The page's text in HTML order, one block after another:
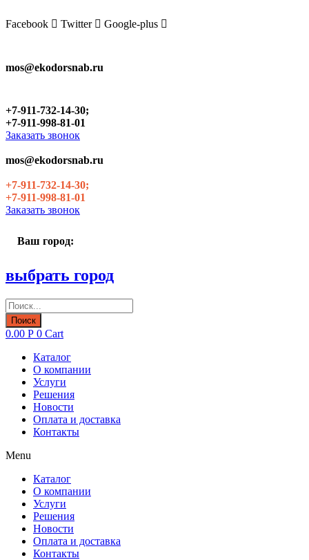
to
Facebook Twitter Google-plus
mos@ekodorsnab.ru
+7-911-732-14-30;
+7-911-998-81-01
Заказать звонок
mos@ekodorsnab.ru
+7-911-732-14-30;
+7-911-998-81-01
Заказать звонок
Ваш город:
выбрать город
Поиск
товаров
Поиск
0.00 Р 0 Cart
Каталог
О компании
Услуги
Решения
Новости
Оплата и доставка
Контакты
Menu
Каталог
О компании
Услуги
Решения
Новости
Оплата и доставка
Контакты